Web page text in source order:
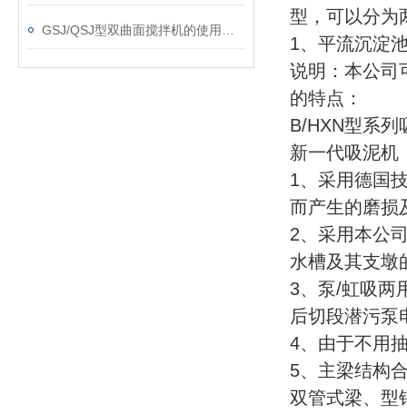
型，可以分为
1、平流沉淀
说明：本公司
的特点：
B/HXN型系列
新一代吸泥机
1、采用德国
而产生的磨损
2、采用本公
水槽及其支墩
3、泵/虹吸两
后切段潜污泵
4、由于不用
5、主梁结构
双管式梁、型